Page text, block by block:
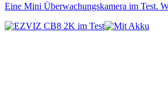
Eine Mini Überwachungskamera im Test.